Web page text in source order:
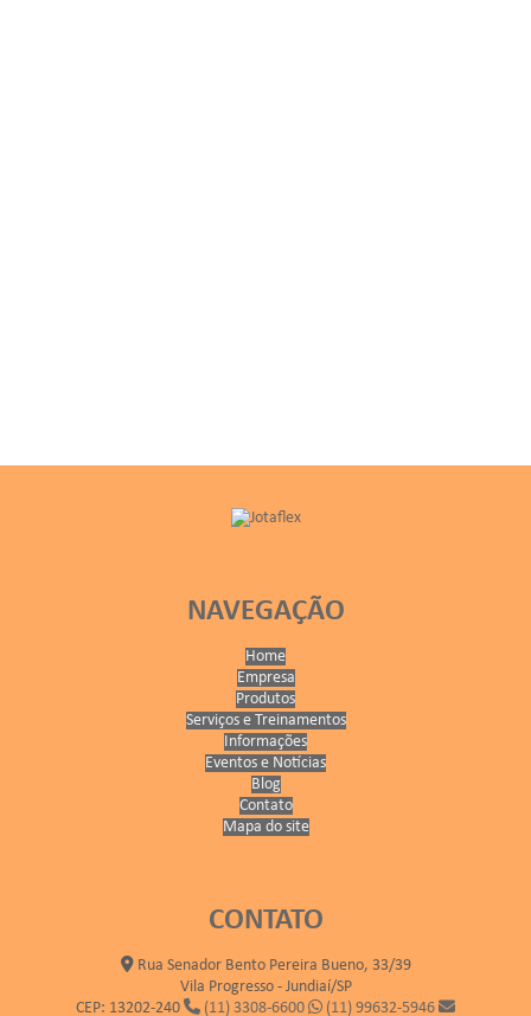
NAVEGAÇÃO
Home
Empresa
Produtos
Serviços e Treinamentos
Informações
Eventos e Notícias
Blog
Contato
Mapa do site
CONTATO
Rua Senador Bento Pereira Bueno, 33/39
Vila Progresso - Jundiaí/SP
CEP: 13202-240
(11) 3308-6600 (11) 99632-5946